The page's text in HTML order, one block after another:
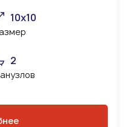
10х10
2